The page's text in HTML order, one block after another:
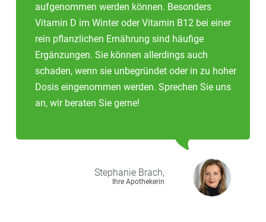
aufgenommen werden können. Besonders
Vitamin D im Winter oder Vitamin B12 bei einer
rein pflanzlichen Ernährung sind häufige
Ergänzungen. Sie können allerdings auch
schaden, wenn sie unbegründet oder in zu hoher
Dosis eingenommen werden. Sprechen Sie uns
an, wir beraten Sie gerne!
Stephanie Brach,
Ihre Apothekerin